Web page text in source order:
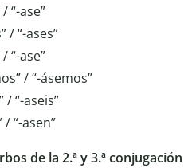
“-ase”
/ “-ases”
“-ase”
/ “-ásemos”
/ “-aseis”
/ “-asen”
de la 2.ª y 3.ª conjugación